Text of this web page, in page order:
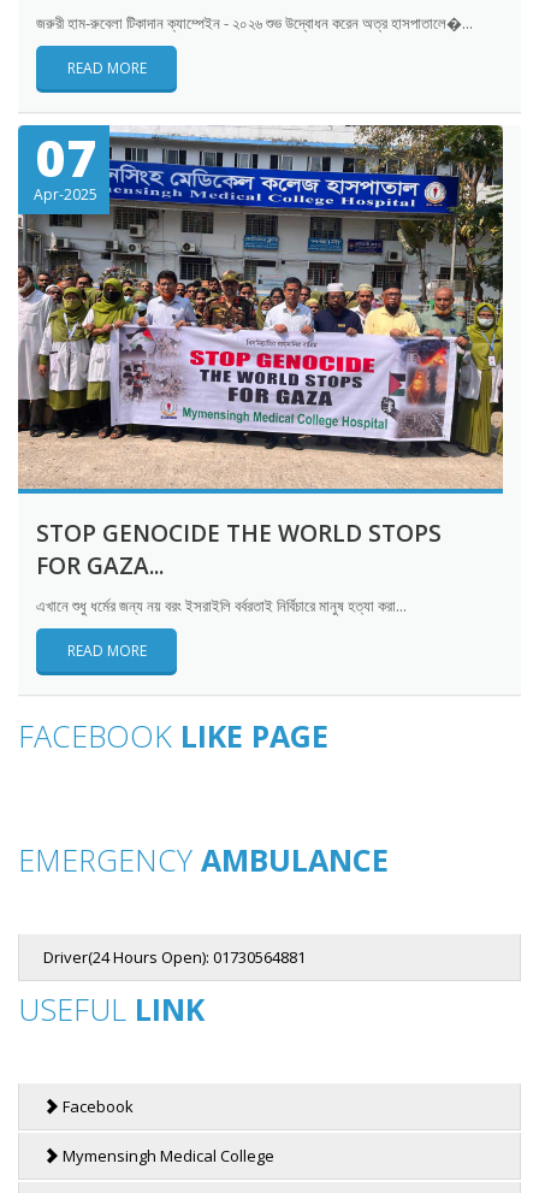
জরুরী হাম-রুবেলা টিকাদান ক্যাম্পেইন - ২০২৬ শুভ উদ্বোধন করেন অত্র হাসপাতালে�...
READ MORE
07
Apr-2025
STOP GENOCIDE THE WORLD STOPS
FOR GAZA...
এখানে শুধু ধর্মের জন্য নয় বরং ইসরাইলি বর্বরতাই নির্বিচারে মানুষ হত্যা করা...
READ MORE
FACEBOOK LIKE PAGE
EMERGENCY AMBULANCE
Driver(24 Hours Open): 01730564881
USEFUL LINK
Facebook
Mymensingh Medical College